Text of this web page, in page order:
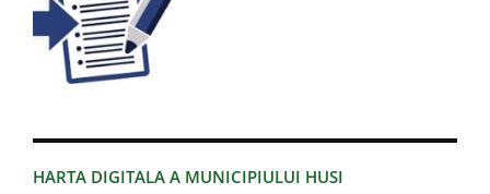
HARTA DIGITALA A MUNICIPIULUI HUSI